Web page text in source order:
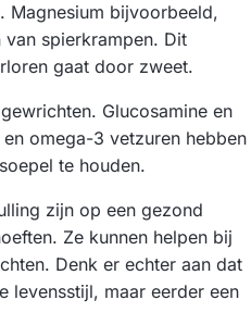
Magnesium bijvoorbeeld,
spierkrampen. Dit
gaat door zweet.
Glucosamine en
omega-3 vetzuren hebben
te houden.
zijn op een gezond
Ze kunnen helpen bij
Denk er echter aan dat
levensstijl, maar eerder een